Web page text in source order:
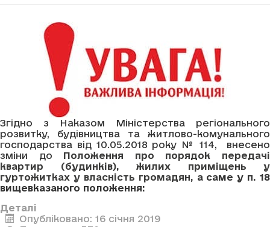
Згідно з Наказом Міністерства регіонального
розвитку, будівництва та житлово-комунального
господарства від 10.05.2018 року № 114, внесено
зміни до Положення про порядок передачі
квартир (будинків), жилих приміщень у
гуртожитках у власність громадян, а саме у п. 18
вищевказаного положення:
Деталі
Опубліковано: 16 січня 2019